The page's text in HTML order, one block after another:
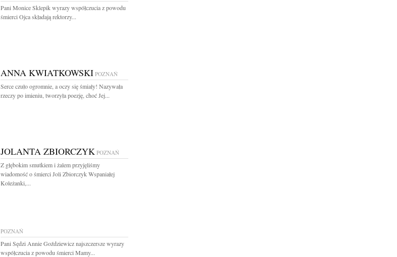
Pani Monice Sklepik wyrazy współczucia z powodu
śmierci Ojca składają rektorzy...
ANNA KWIATKOWSKI POZNAŃ
Serce czuło ogromnie, a oczy się śmiały! Nazywała
rzeczy po imieniu, tworzyła poezję, choć Jej...
JOLANTA ZBIORCZYK POZNAŃ
Z głębokim smutkiem i żalem przyjęliśmy
wiadomość o śmierci Joli Zbiorczyk Wspaniałej
Koleżanki,...
POZNAŃ
Pani Sędzi Annie Goździewicz najszczersze wyrazy
współczucia z powodu śmierci Mamy...